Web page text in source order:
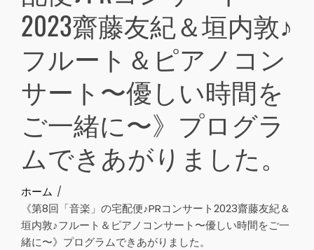
2023齋藤友紀＆垣内敦♪
フルート＆ピアノコン
サート〜優しい時間を
ご一緒に〜》プログラ
ムできあがりました。
ホーム
《第8回「音楽」の宅配便♪PRコンサート2023齋藤友紀＆
垣内敦♪フルート＆ピアノコンサート〜優しい時間をご一
緒に〜》プログラムできあがりました。